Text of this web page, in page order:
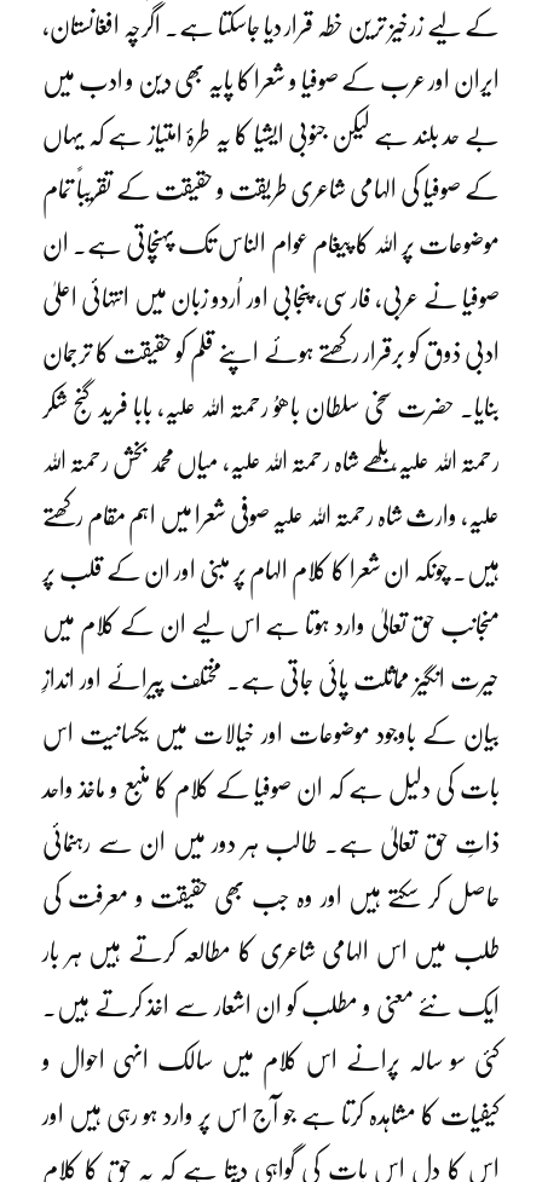
کے لیے زرخیز ترین خطہ قرار دیا جاسکتا ہے۔ اگرچہ افغانستان،
ایران اور عرب کے صوفیا و شعرا کا پایہ بھی دین و ادب میں
بے حد بلند ہے لیکن جنوبی ایشیا کا یہ طرۂ امتیاز ہے کہ یہاں
کے صوفیا کی الہامی شاعری طریقت و حقیقت کے تقریباً تمام
موضوعات پر اللہ کا پیغام عوام الناس تک پہنچاتی ہے۔ ان
صوفیا نے عربی، فارسی، پنجابی اور اُردو زبان میں انتہائی اعلیٰ
ادبی ذوق کو برقرار رکھتے ہوئے اپنے قلم کو حقیقت کا ترجمان
بنایا۔ حضرت سخی سلطان باھوُ رحمتہ اللہ علیہ، بابا فرید گنج شکر
رحمتہ اللہ علیہ، بلھے شاہ رحمتہ اللہ علیہ، میاں محمد بخش رحمتہ اللہ
علیہ، وارث شاہ رحمتہ اللہ علیہ صوفی شعرا میں اہم مقام رکھتے
ہیں۔ چونکہ ان شعرا کا کلام الہام پر مبنی اور ان کے قلب پر
منجانب حق تعالیٰ وارد ہوتا ہے اس لیے ان کے کلام میں
حیرت انگیز مماثلت پائی جاتی ہے۔ مختلف پیرائے اور اندازِ
بیان کے باوجود موضوعات اور خیالات میں یکسانیت اس
بات کی دلیل ہے کہ ان صوفیا کے کلام کا منبع و ماخذ واحد
ذاتِ حق تعالیٰ ہے۔ طالب ہر دور میں ان سے رہنمائی
حاصل کر سکتے ہیں اور وہ جب بھی حقیقت و معرفت کی
طلب میں اس الہامی شاعری کا مطالعہ کرتے ہیں ہر بار
ایک نئے معنی و مطلب کو ان اشعار سے اخذ کرتے ہیں۔
کئی سو سالہ پرانے اس کلام میں سالک انہی احوال و
کیفیات کا مشاہدہ کرتا ہے جو آج اس پر وارد ہو رہی ہیں اور
اس کا دل اس بات کی گواہی دیتا ہے کہ یہ حق کا کلام